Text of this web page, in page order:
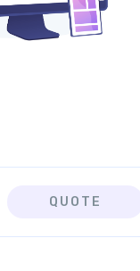
QUOTE